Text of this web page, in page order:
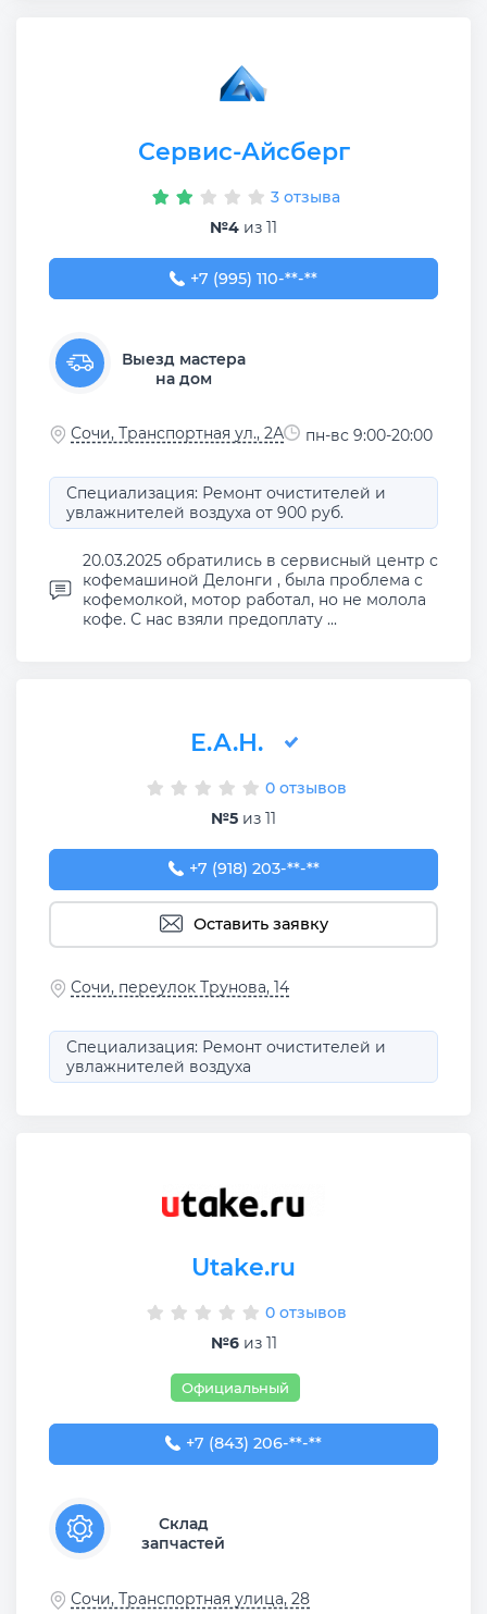
Сервис-Айсберг
3 отзыва
№4 из 11
+7 (995) 110-45-99
+7 (995) 110-**-**
Выезд мастера
на дом
Сочи, Транспортная ул., 2А пн-вс 9:00-20:00
Специализация: Ремонт очистителей и
увлажнителей воздуха от 900 руб.
20.03.2025 обратились в сервисный центр с
кофемашиной Делонги , была проблема с
кофемолкой, мотор работал, но не молола
кофе. С нас взяли предоплату ...
Е.А.Н.
0 отзывов
№5 из 11
+7 (918) 203-17-16
+7 (918) 203-**-**
Оставить заявку
Сочи, переулок Трунова, 14
Специализация: Ремонт очистителей и
увлажнителей воздуха
Utake.ru
0 отзывов
№6из 11
Официальный
+7 (843) 206-03-65
+7 (843) 206-**-**
Склад
запчастей
Сочи, Транспортная улица, 28